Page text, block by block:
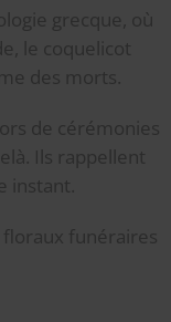
grecque, où
le coquelicot
des morts.
de cérémonies
Ils rappellent
instant.
floraux funéraires